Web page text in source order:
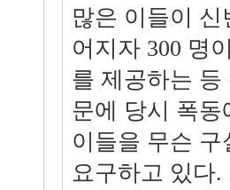
많은 이들이
어지자 300 명
를 제공하는
문에 당시 폭
이들을 무슨
요구하고 있다